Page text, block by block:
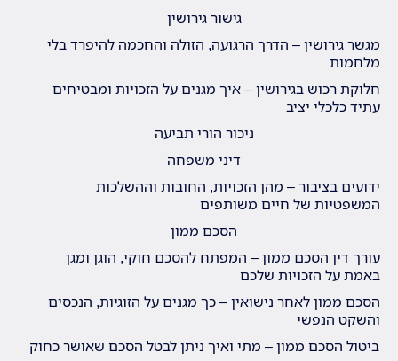
גישור גירושין
מגשר גירושין – הדרך הרגועה, הזולה והחכמה להיפרד בלי
מלחמות
חלוקת רכוש בגירושין – איך מגנים על הזכויות ומבטיחים
עתיד כלכלי יציב
ניכור הורי תביעה
דיני משפחה
ידועים בציבור – מהן הזכויות, החובות וההשלכות
המשפטיות של חיים משותפים
הסכם ממון
עורך דין הסכם ממון – המפתח להסכם חוקי, הוגן ומגן
באמת על הזכויות שלכם
הסכם ממון לאחר נישואין – כך מגנים על הזוגיות, הנכסים
והשקט הנפשי
ביטול הסכם ממון – מתי ואיך ניתן לבטל הסכם שאושר כחוק